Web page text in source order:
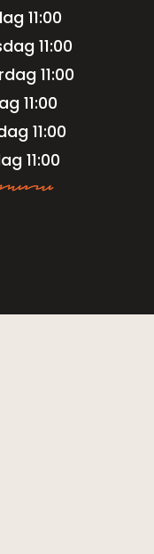
11:00
11:00
11:00
11:00
11:00
11:00